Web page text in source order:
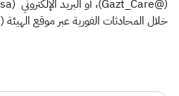
خلال المحادثات الفورية عبر موقع الهيئة (gazt.gov.sa).